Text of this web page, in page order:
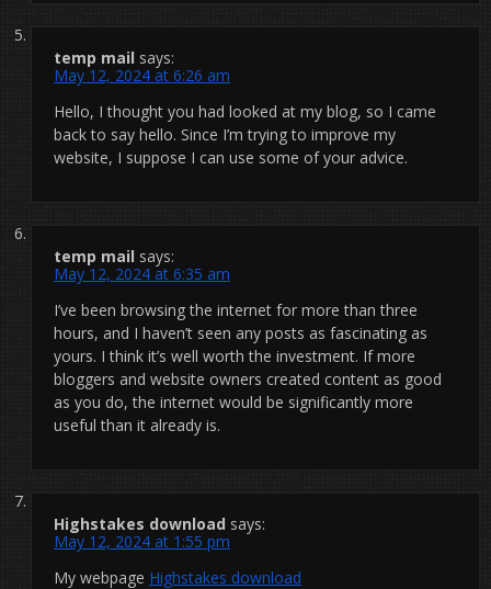
temp mail says:
May 12, 2024 at 6:26 am
Hello, I thought you had looked at my blog, so I came
back to say hello. Since I’m trying to improve my
website, I suppose I can use some of your advice.
temp mail says:
May 12, 2024 at 6:35 am
I’ve been browsing the internet for more than three
hours, and I haven’t seen any posts as fascinating as
yours. I think it’s well worth the investment. If more
bloggers and website owners created content as good
as you do, the internet would be significantly more
useful than it already is.
Highstakes download says:
May 12, 2024 at 1:55 pm
My webpage Highstakes download